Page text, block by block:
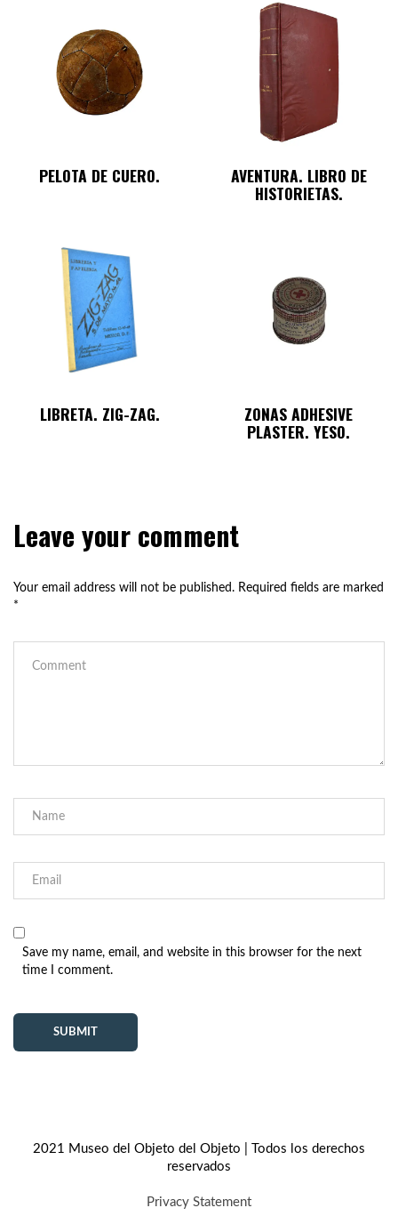
PELOTA DE CUERO. AVENTURA. LIBRO DE
HISTORIETAS.
LIBRETA. ZIG-ZAG. ZONAS ADHESIVE
PLASTER. YESO.
Leave your comment
Your email address will not be published. Required fields are marked
*
Save my name, email, and website in this browser for the next
time I comment.
2021 Museo del Objeto del Objeto | Todos los derechos
reservados
Privacy Statement